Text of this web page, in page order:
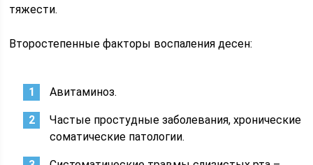
тяжести.
Второстепенные факторы воспаления десен:
Авитаминоз.
Частые простудные заболевания, хронические
соматические патологии.